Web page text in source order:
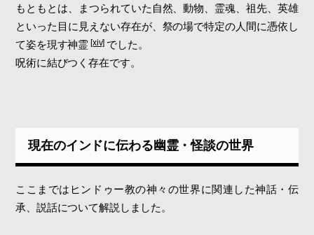
もともとは、まつられていた自然、動物、霊魂、祖先、英雄
といった目に見えない存在が、祭の場で特定の人間に憑依し
て姿を現す神霊 [xiv] でした。
呪術に結びつく存在です。
現在のインドに伝わる幽霊・怪談の世界
ここまではヒンドゥー教の神々の世界に関連した神話・伝
承、説話について解説しました。